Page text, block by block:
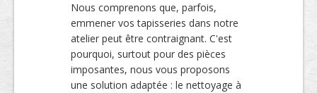
Nous comprenons que, parfois,
emmener vos tapisseries dans notre
atelier peut être contraignant. C'est
pourquoi, surtout pour des pièces
imposantes, nous vous proposons
une solution adaptée : le nettoyage à